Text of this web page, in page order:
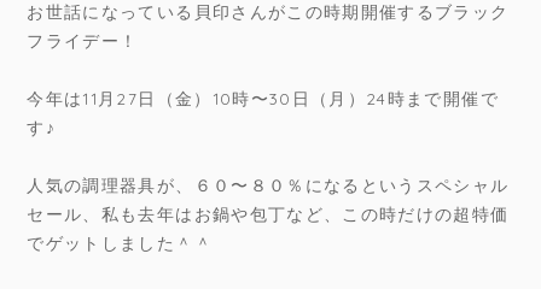
お世話になっている貝印さんがこの時期開催するブラック
フライデー！
今年は11月27日（金）10時〜30日（月）24時まで開催で
す♪
人気の調理器具が、６０〜８０％になるというスペシャル
セール、私も去年はお鍋や包丁など、この時だけの超特価
でゲットしました＾＾